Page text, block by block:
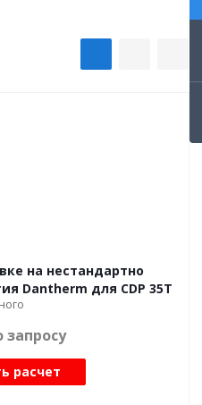
на нестандартно
Dantherm для CDP 35T
запросу
расчет